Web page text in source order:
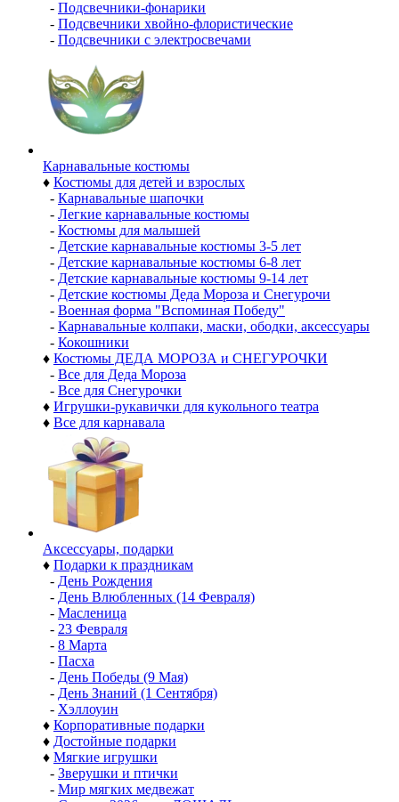
- Подсвечники-фонарики
- Подсвечники хвойно-флористические
- Подсвечники с электросвечами
Карнавальные костюмы
♦ Костюмы для детей и взрослых
- Карнавальные шапочки
- Легкие карнавальные костюмы
- Костюмы для малышей
- Детские карнавальные костюмы 3-5 лет
- Детские карнавальные костюмы 6-8 лет
- Детские карнавальные костюмы 9-14 лет
- Детские костюмы Деда Мороза и Снегурочи
- Военная форма "Вспоминая Победу"
- Карнавальные колпаки, маски, ободки, аксессуары
- Кокошники
♦ Костюмы ДЕДА МОРОЗА и СНЕГУРОЧКИ
- Все для Деда Мороза
- Все для Снегурочки
♦ Игрушки-рукавички для кукольного театра
♦ Все для карнавала
Аксессуары, подарки
♦ Подарки к праздникам
- День Рождения
- День Влюбленных (14 Февраля)
- Масленица
- 23 Февраля
- 8 Марта
- Пасха
- День Победы (9 Мая)
- День Знаний (1 Сентября)
- Хэллоуин
♦ Корпоративные подарки
♦ Достойные подарки
♦ Мягкие игрушки
- Зверушки и птички
- Мир мягких медвежат